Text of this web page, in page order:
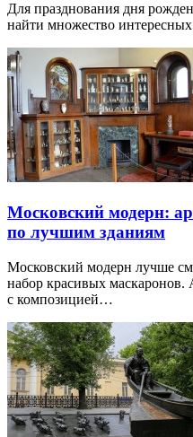
Для празднования дня
найти множество
Московский модерн:
по лучшим зданиям
Московский модерн лучше
набор красивых маскаронов.
с композицией…